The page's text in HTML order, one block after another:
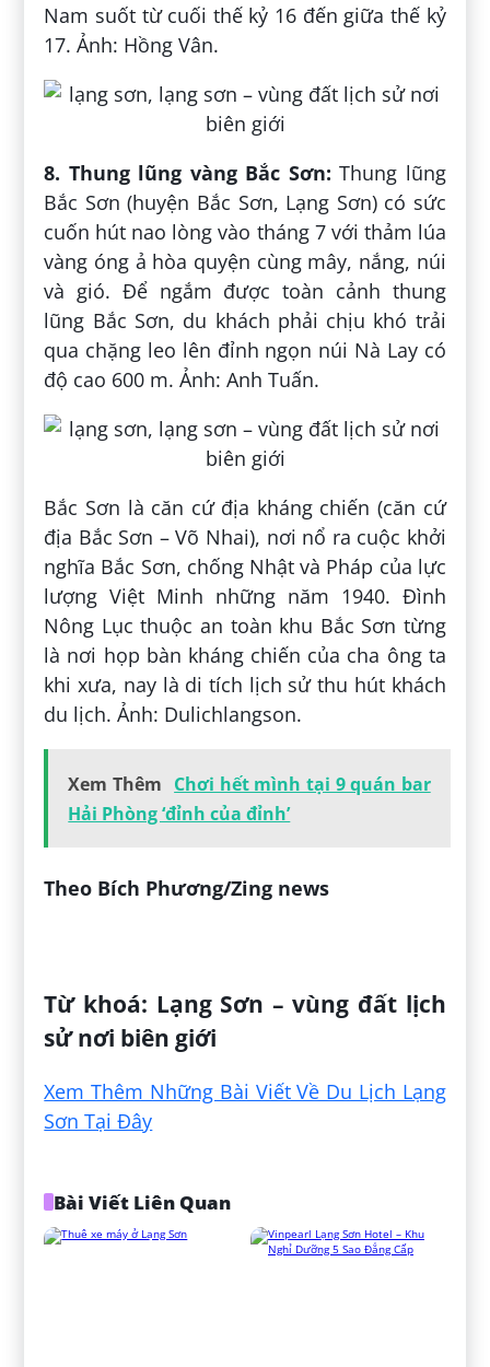
Nam suốt từ cuối thế kỷ 16 đến giữa thế kỷ
17. Ảnh: Hồng Vân.
8. Thung lũng vàng Bắc Sơn: Thung lũng
Bắc Sơn (huyện Bắc Sơn, Lạng Sơn) có sức
cuốn hút nao lòng vào tháng 7 với thảm lúa
vàng óng ả hòa quyện cùng mây, nắng, núi
và gió. Để ngắm được toàn cảnh thung
lũng Bắc Sơn, du khách phải chịu khó trải
qua chặng leo lên đỉnh ngọn núi Nà Lay có
độ cao 600 m. Ảnh: Anh Tuấn.
Bắc Sơn là căn cứ địa kháng chiến (căn cứ
địa Bắc Sơn – Võ Nhai), nơi nổ ra cuộc khởi
nghĩa Bắc Sơn, chống Nhật và Pháp của lực
lượng Việt Minh những năm 1940. Đình
Nông Lục thuộc an toàn khu Bắc Sơn từng
là nơi họp bàn kháng chiến của cha ông ta
khi xưa, nay là di tích lịch sử thu hút khách
du lịch. Ảnh: Dulichlangson.
Xem Thêm Chơi hết mình tại 9 quán bar
Hải Phòng ‘đỉnh của đỉnh’
Theo Bích Phương/Zing news
Từ khoá: Lạng Sơn – vùng đất lịch
sử nơi biên giới
Xem Thêm Những Bài Viết Về Du Lịch Lạng
Sơn Tại Đây
Bài Viết Liên Quan